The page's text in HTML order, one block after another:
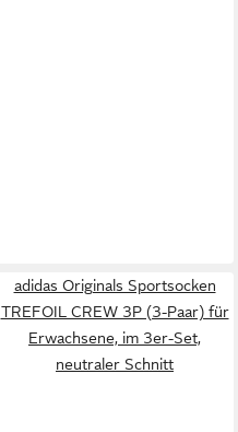
adidas Originals Sportsocken
TREFOIL CREW 3P (3-Paar) für
Erwachsene, im 3er-Set,
neutraler Schnitt